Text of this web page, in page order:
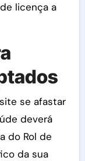
licença a
se afastar
deverá
do Rol de
da sua